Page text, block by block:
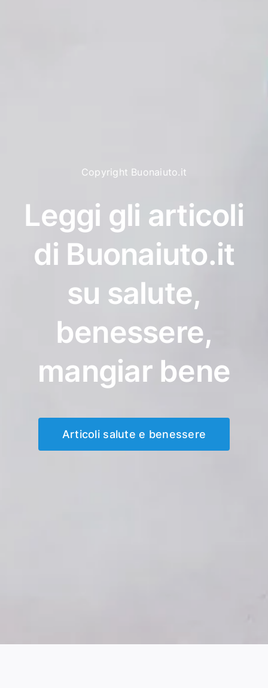
Copyright Buonaiuto.it
Leggi gli articoli
di Buonaiuto.it
su salute,
benessere,
mangiar bene
Articoli salute e benessere